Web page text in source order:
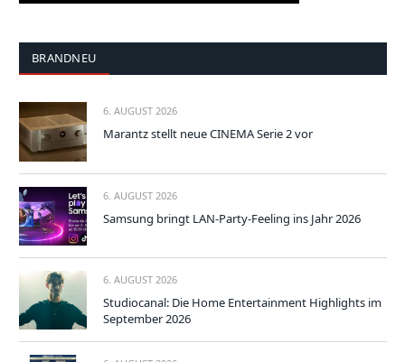
BRANDNEU
6. AUGUST 2026
Marantz stellt neue CINEMA Serie 2 vor
6. AUGUST 2026
Samsung bringt LAN-Party-Feeling ins Jahr 2026
6. AUGUST 2026
Studiocanal: Die Home Entertainment Highlights im
September 2026